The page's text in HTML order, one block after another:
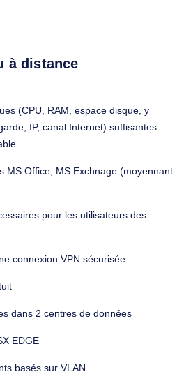
à distance
(CPU, RAM, espace disque, y
IP, canal Internet) suffisantes
MS Office, MS Exchnage (moyennant
pour les utilisateurs des
connexion VPN sécurisée
dans 2 centres de données
EDGE
basés sur VLAN